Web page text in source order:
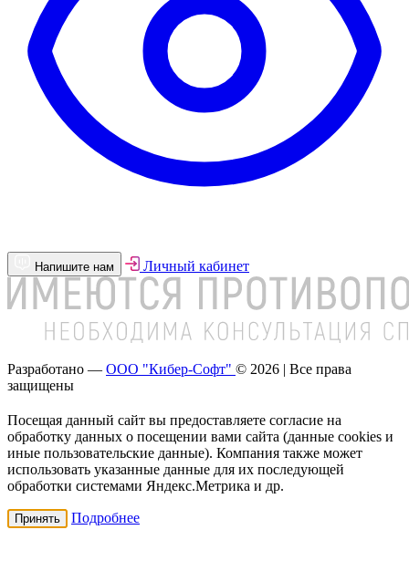
Напишите нам Личный кабинет
Разработано — ООО "Кибер-Софт" © 2026 | Все права
защищены
Посещая данный сайт вы предоставляете согласие на
обработку данных о посещении вами сайта (данные cookies и
иные пользовательские данные). Компания также может
использовать указанные данные для их последующей
обработки системами Яндекс.Метрика и др.
Принять Подробнее